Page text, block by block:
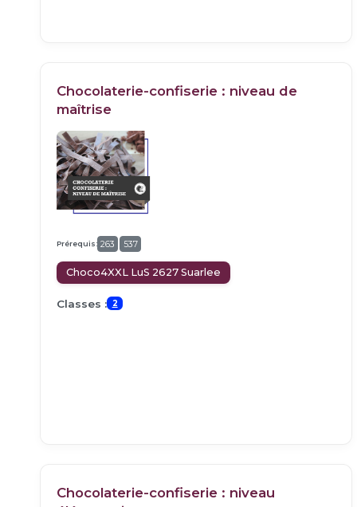
Chocolaterie-confiserie : niveau de
maîtrise
Prérequis: 263 537
Choco4XXL LuS 2627 Suarlee
Classes : 2
Chocolaterie-confiserie : niveau